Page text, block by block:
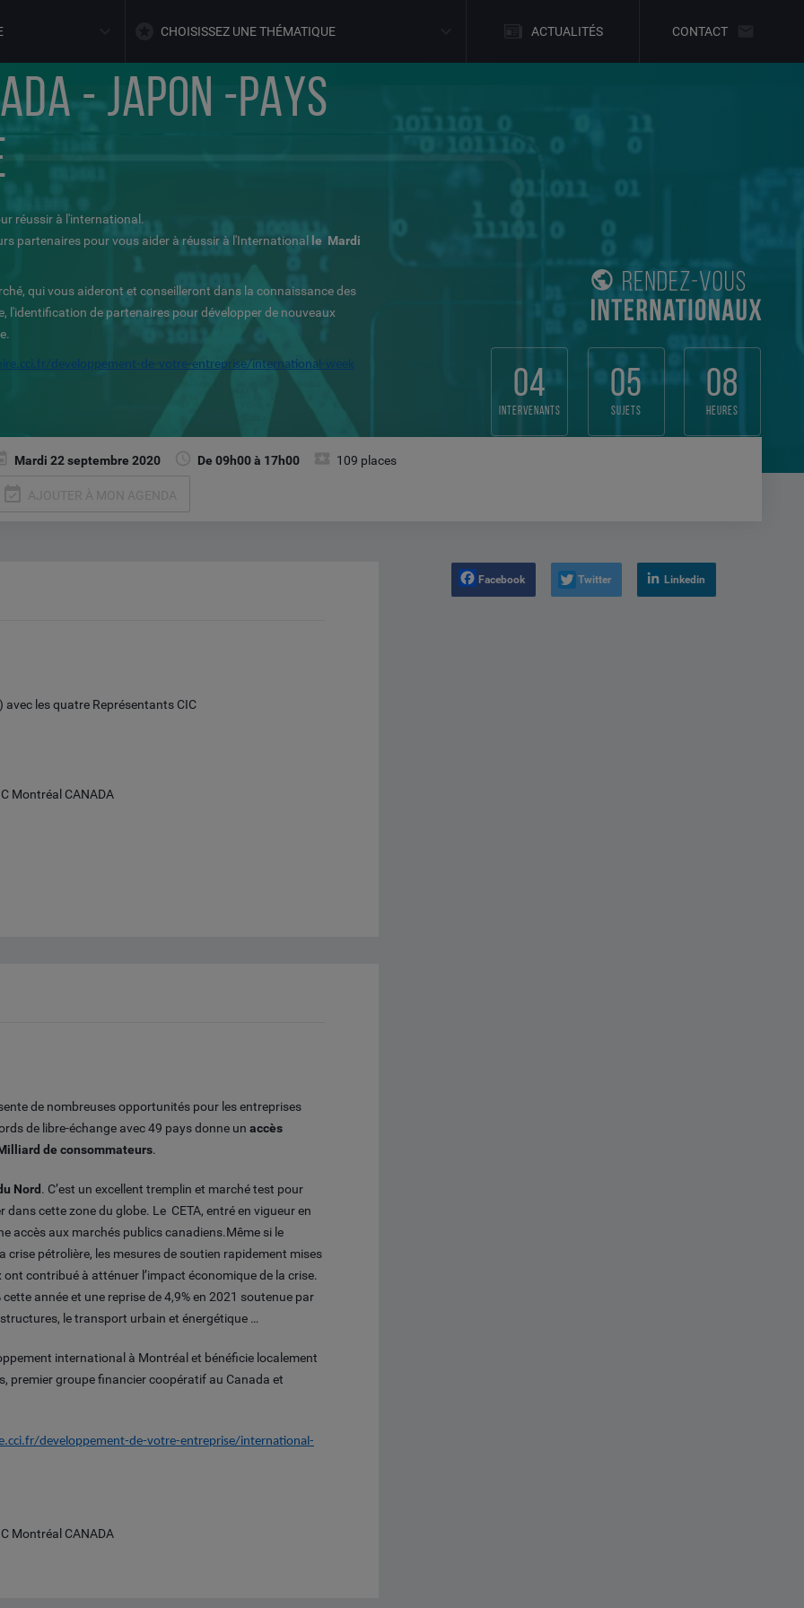
CHOISISSEZ UNE THÉMATIQUE CONTACT
ACTUALITÉS
- JAPON -PAYS
réussir à l'international.
partenaires pour vous aider à réussir à l'International
le Mardi
qui vous aideront et conseilleront dans la connaissance des
de partenaires pour développer de nouveaux
developpement-de-votre-entreprise/international-week
04
intervenants
05
sujets
08
heures
Mardi 22 septembre 2020 De 09h00 à 17h00 109 places
les quatre Représentants CIC
Montréal CANADA
de nombreuses opportunités pour les entreprises
de libre-échange avec 49 pays donne un accès
de consommateurs.
Nord . C’est un excellent tremplin et marché test pour
cette zone du globe. Le CETA, entré en vigueur en
accès aux marchés publics canadiens.Même si le
pétrolière, les mesures de soutien rapidement mises
contribué à atténuer l’impact économique de la crise.
année et une reprise de 4,9% en 2021 soutenue par
le transport urbain et énergétique …
international à Montréal et bénéficie localement
premier groupe financier coopératif au Canada et
developpement-de-votre-entreprise/international-
Montréal CANADA
Facebook Twitter Linkedin